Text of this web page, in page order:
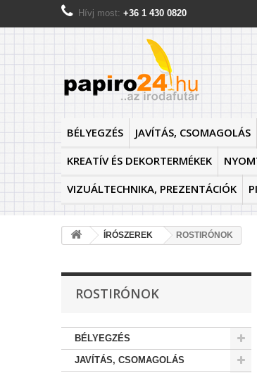
Hívj most: +36 1 430 0820
BÉLYEGZÉS JAVÍTÁS, CSOMAGOLÁS
KREATÍV ÉS DEKORTERMÉKEK
VIZUÁLTECHNIKA, PREZENTÁCIÓK
ÍRÓSZEREK ROSTIRÓNOK
ROSTIRÓNOK
BÉLYEGZÉS
JAVÍTÁS, CSOMAGOLÁS